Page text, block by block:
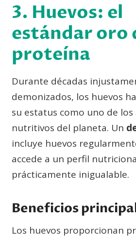
3. Huevos: el
estándar oro
proteína
Durante décadas
demonizados, los huevos
su estatus como uno de
nutritivos del planeta. Un
incluye huevos
accede a un perfil
prácticamente inigualable.
Beneficios
Los huevos proporcionan